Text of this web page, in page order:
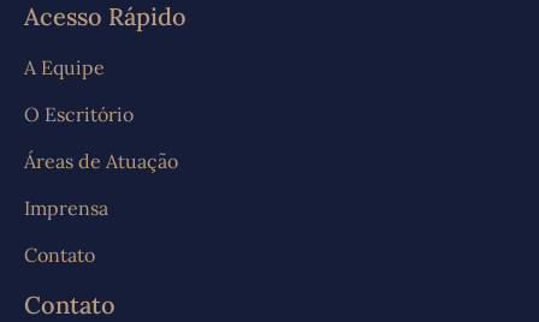
Acesso Rápido
A Equipe
O Escritório
Áreas de Atuação
Imprensa
Contato
Contato